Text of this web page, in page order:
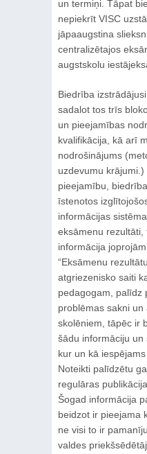
un termiņi. Tāpat
nepiekrīt VISC
jāpaaugstina
centralizētajos
augstskolu
Biedrība
sadalot tos trīs
un pieejamības
kvalifikācija, kā arī
nodrošinājums
uzdevumu
pieejamību,
īstenotos
informācijas
eksāmenu
informācija
“Eksāmenu
atgriezenisko saiti
pedagogam, palīdz
problēmas sakni
skolēniem, tāpēc ir
šādu informāciju un
kur un kā
Noteikti palīdzētu
regulāras
Šogad informācija
beidzot ir pieejama
ne visi to ir
valdes